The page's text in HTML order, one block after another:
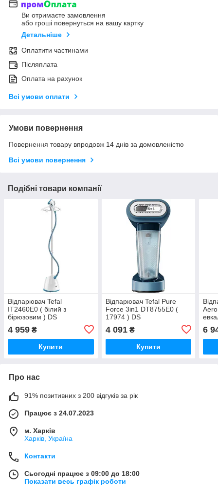
Ви отримаєте замовлення
або гроші повернуться на вашу картку
Детальніше
Оплатити частинами
Післяплата
Оплата на рахунок
Всі умови оплати
Умови повернення
Повернення товару впродовж 14 днів за домовленістю
Всі умови повернення
Подібні товари компанії
Відпарювач Tefal
IT2460E0 ( білий з
бірюзовим ) DS
4 959 ₴
Купити
Відпарювач Tefal Pure
Force 3in1 DT8755E0 (
17974 ) DS
4 091₴
Купити
6
Про нас
91% позитивних з 200 відгуків за рік
Працює з 24.07.2023
м. Харків
Харків, Україна
Контакти
Сьогодні працює з 09:00 до 18:00
Показати весь графік роботи